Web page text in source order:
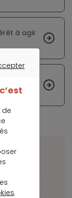
à agir
de
.